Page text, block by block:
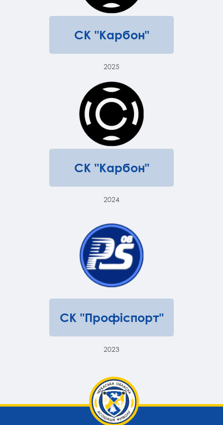
СК "Карбон"
2025
СК "Карбон"
2024
СК "Профіспорт"
2023